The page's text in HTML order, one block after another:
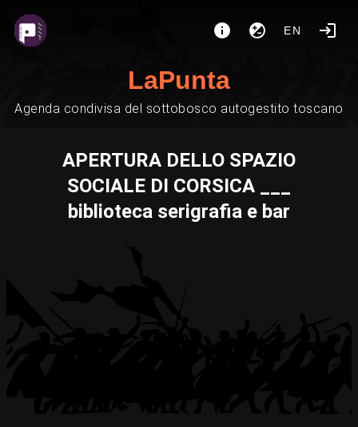
EN
LaPunta
Agenda condivisa del sottobosco autogestito toscano
APERTURA DELLO SPAZIO
SOCIALE DI CORSICA ___
biblioteca serigrafia e bar